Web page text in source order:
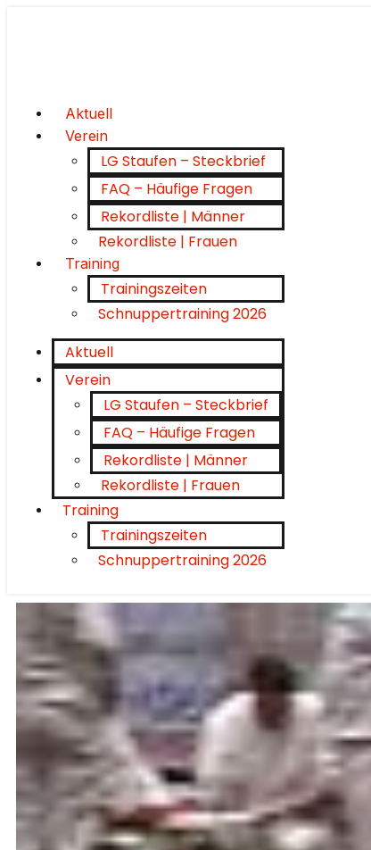
Aktuell
Verein
LG Staufen – Steckbrief
FAQ – Häufige Fragen
Rekordliste | Männer
Rekordliste | Frauen
Training
Trainingszeiten
Schnuppertraining 2026
Aktuell
Verein
LG Staufen – Steckbrief
FAQ – Häufige Fragen
Rekordliste | Männer
Rekordliste | Frauen
Training
Trainingszeiten
Schnuppertraining 2026